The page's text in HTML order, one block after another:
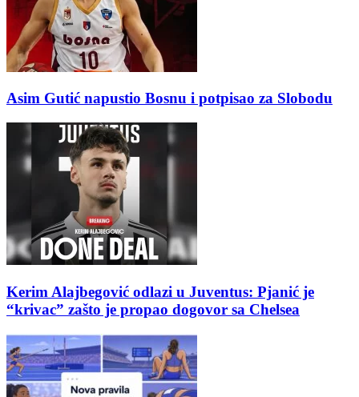
Asim Gutić napustio Bosnu i potpisao za Slobodu
Kerim Alajbegović odlazi u Juventus: Pjanić je
“krivac” zašto je propao dogovor sa Chelsea